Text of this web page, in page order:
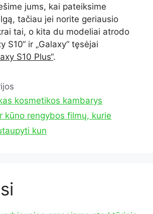
jums, kai pateiksime
tačiau jei norite geriausio
tai, o kita du modeliai atrodo
S10“ ir „Galaxy“ tęsėjai
S10 Plus“.
kosmetikos kambarys
kūno rengybos filmų, kurie
kun